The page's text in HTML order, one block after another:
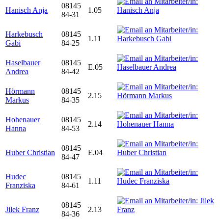
Hanisch Anja
08145
84-31
1.05
Harkebusch
Gabi
08145
84-25
1.11
Haselbauer
Andrea
08145
84-42
E.05
Hörmann
Markus
08145
84-35
2.15
Hohenauer
Hanna
08145
84-53
2.14
Huber Christian
08145
84-47
E.04
Hudec
Franziska
08145
84-61
1.11
Jilek Franz
08145
84-36
2.13